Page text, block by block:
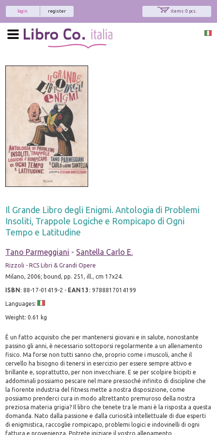
items: 0 pcs.
register
login
Il Grande Libro degli Enigmi. Antologia di Problemi
Insoliti, Trappole Logiche e Rompicapo di Ogni
Tempo e Latitudine
Tano Parmeggiani - Santella Carlo E.
Rizzoli - RCS Libri & Grandi Opere
Milano, 2006; bound, pp. 251, ill., cm 17x24.
ISBN:88-17-01419-2 - EAN13 :9788817014199
Languages:
Weight: 0.61 kg
È un fatto acquisito che per mantenersi giovani e in salute, nonostante
passino gli anni, è necessario sottoporsi regolarmente a un allenamento
fisico. Ma forse non tutti sanno che, proprio come i muscoli, anche il
cervello ha bisogno di tenersi in esercizio per essere sempre attivo e
brillante e, soprattutto, per non invecchiare. E se per scolpire bicipiti e
addominali possiamo pescare nel mare pressoché infinito di discipline che
la fiorente industria del fitness mette a nostra disposizione, come
possiamo prenderci cura in modo altrettanto premuroso della nostra
preziosa materia grigia? Il libro che tenete tra le mani è la risposta a questa
domanda. Nato dalla passione e dalla curiosità intellettuale di due esperti
di enigmistica, raccoglie rompicapo, problemi logici e indovinelli di ogni
fattura e provenienza. Potrete iniziare il vostro allenamento